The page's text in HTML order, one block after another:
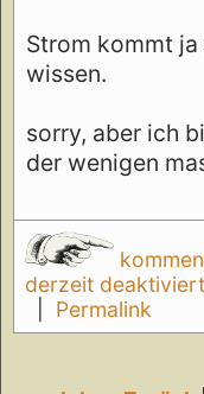
Strom kommt
wissen.
sorry, aber ich
der wenigen
derzeit
Permalink